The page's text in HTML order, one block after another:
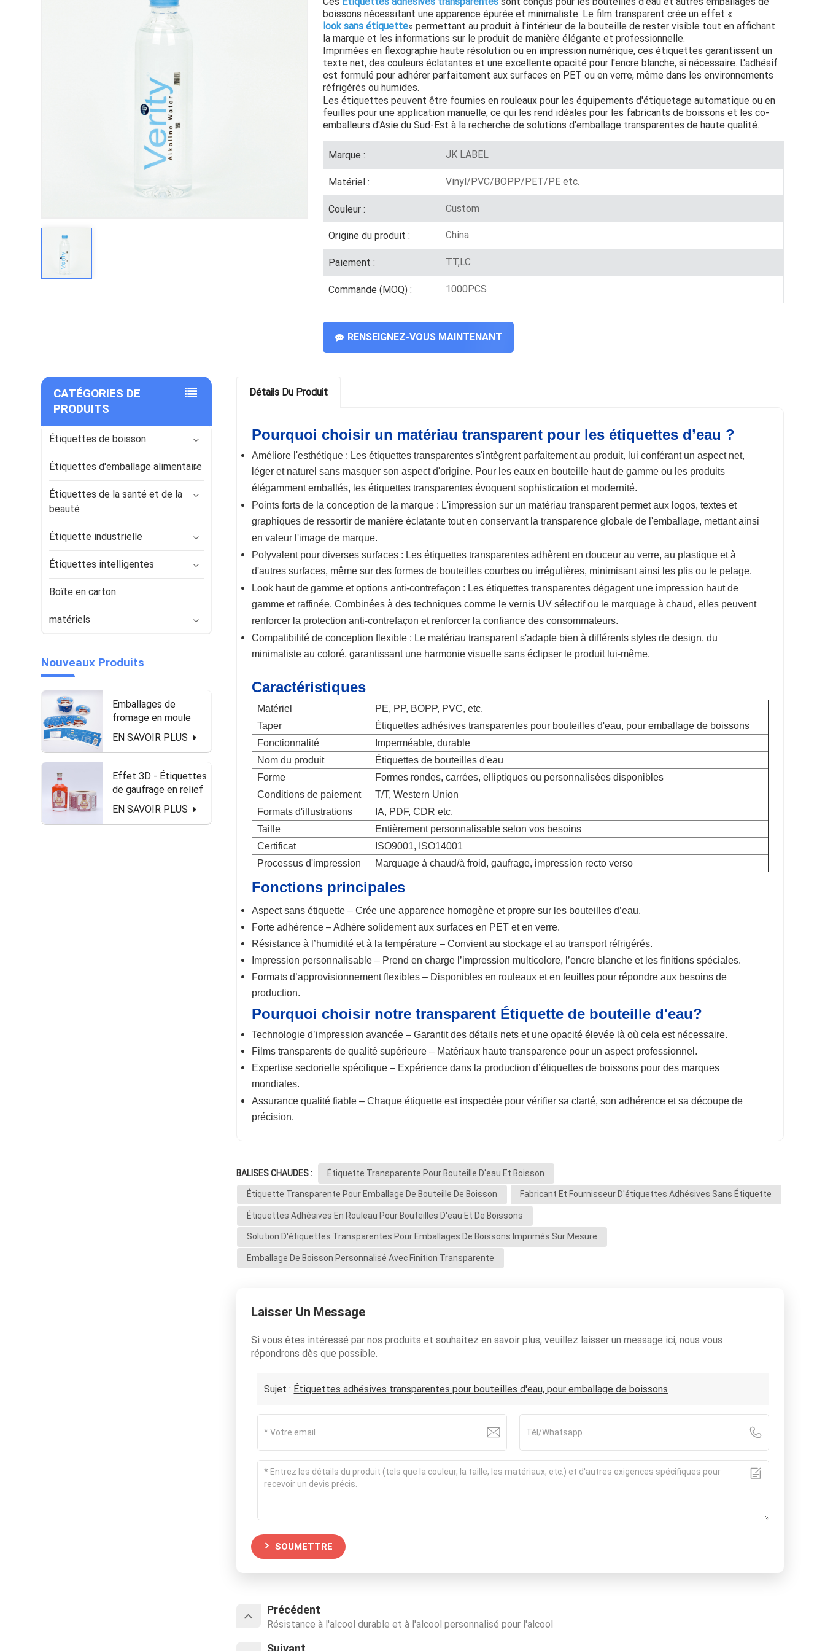
Indonesia
boissons nécessitant une apparence épurée et minimaliste. Le film transparent crée un effet «
look sans étiquette« permettant au produit à l'intérieur de la bouteille de rester visible tout en affichant
la marque et les informations sur le produit de manière élégante et professionnelle.
Imprimées en flexographie haute résolution ou en impression numérique, ces étiquettes garantissent un
texte net, des couleurs éclatantes et une excellente opacité pour l'encre blanche, si nécessaire. L'adhésif
est formulé pour adhérer parfaitement aux surfaces en PET ou en verre, même dans les environnements
réfrigérés ou humides.
Les étiquettes peuvent être fournies en rouleaux pour les équipements d'étiquetage automatique ou en
feuilles pour une application manuelle, ce qui les rend idéales pour les fabricants de boissons et les co-
emballeurs d'Asie du Sud-Est à la recherche de solutions d'emballage transparentes de haute qualité.
Marque : JK LABEL
Matériel : Vinyl/PVC/BOPP/PET/PE etc.
Couleur : Custom
Origine du produit : China
Paiement : TT,LC
Commande (MOQ) : 1000PCS
RENSEIGNEZ-VOUS MAINTENANT
CATÉGORIES DE
PRODUITS
Étiquettes de boisson
Étiquettes d'emballage alimentaire
Étiquettes de la santé et de la
beauté
Étiquette industrielle
Étiquettes intelligentes
Boîte en carton
matériels
Nouveaux Produits
Emballages de
fromage en moule
EN SAVOIR PLUS
Effet 3D - Étiquettes
de gaufrage en relief
sous forme de rouleau
pour la bouteille
EN SAVOIR PLUS
Détails Du Produit
Pourquoi choisir un matériau transparent pour les étiquettes d’eau ?
Améliore l'esthétique : Les étiquettes transparentes s'intègrent parfaitement au produit, lui conférant un aspect net,
léger et naturel sans masquer son aspect d'origine. Pour les eaux en bouteille haut de gamme ou les produits
élégamment emballés, les étiquettes transparentes évoquent sophistication et modernité.
Points forts de la conception de la marque : L'impression sur un matériau transparent permet aux logos, textes et
graphiques de ressortir de manière éclatante tout en conservant la transparence globale de l'emballage, mettant ainsi
en valeur l'image de marque.
Polyvalent pour diverses surfaces : Les étiquettes transparentes adhèrent en douceur au verre, au plastique et à
d'autres surfaces, même sur des formes de bouteilles courbes ou irrégulières, minimisant ainsi les plis ou le pelage.
Look haut de gamme et options anti-contrefaçon : Les étiquettes transparentes dégagent une impression haut de
gamme et raffinée. Combinées à des techniques comme le vernis UV sélectif ou le marquage à chaud, elles peuvent
renforcer la protection anti-contrefaçon et renforcer la confiance des consommateurs.
Compatibilité de conception flexible : Le matériau transparent s'adapte bien à différents styles de design, du
minimaliste au coloré, garantissant une harmonie visuelle sans éclipser le produit lui-même.
Caractéristiques
Matériel
PE, PP, BOPP, PVC, etc.
Taper
Étiquettes adhésives transparentes pour bouteilles d'eau, pour emballage de boissons
Fonctionnalité
Imperméable, durable
Nom du produit
Étiquettes de bouteilles d'eau
Forme
Formes rondes, carrées, elliptiques ou personnalisées disponibles
Conditions de paiement
T/T, Western Union
Formats d'illustrations
IA, PDF, CDR etc.
Taille
Entièrement personnalisable selon vos besoins
Certificat
ISO9001, ISO14001
Processus d'impression
Marquage à chaud/à froid, gaufrage, impression recto verso
Fonctions principales
Aspect sans étiquette – Crée une apparence homogène et propre sur les bouteilles d’eau.
Forte adhérence – Adhère solidement aux surfaces en PET et en verre.
Résistance à l’humidité et à la température – Convient au stockage et au transport réfrigérés.
Impression personnalisable – Prend en charge l’impression multicolore, l’encre blanche et les finitions spéciales.
Formats d’approvisionnement flexibles – Disponibles en rouleaux et en feuilles pour répondre aux besoins de
production.
Pourquoi choisir notre transparentÉtiquette de bouteille d'eau?
Technologie d’impression avancée – Garantit des détails nets et une opacité élevée là où cela est nécessaire.
Films transparents de qualité supérieure – Matériaux haute transparence pour un aspect professionnel.
Expertise sectorielle spécifique – Expérience dans la production d’étiquettes de boissons pour des marques
mondiales.
Assurance qualité fiable – Chaque étiquette est inspectée pour vérifier sa clarté, son adhérence et sa découpe de
précision.
BALISES CHAUDES : Étiquette Transparente Pour Bouteille D'eau Et Boisson
Étiquette Transparente Pour Emballage De Bouteille De Boisson Fabricant Et Fournisseur D'étiquettes Adhésives Sans Étiquette
Étiquettes Adhésives En Rouleau Pour Bouteilles D'eau Et De Boissons
Solution D'étiquettes Transparentes Pour Emballages De Boissons Imprimés Sur Mesure
Emballage De Boisson Personnalisé Avec Finition Transparente
Laisser Un Message
Si vous êtes intéressé par nos produits et souhaitez en savoir plus, veuillez laisser un message ici, nous vous
répondrons dès que possible.
Sujet : Étiquettes adhésives transparentes pour bouteilles d'eau, pour emballage de boissons
SOUMETTRE
Précédent
Résistance à l'alcool durable et à l'alcool personnalisé pour l'alcool
Suivant